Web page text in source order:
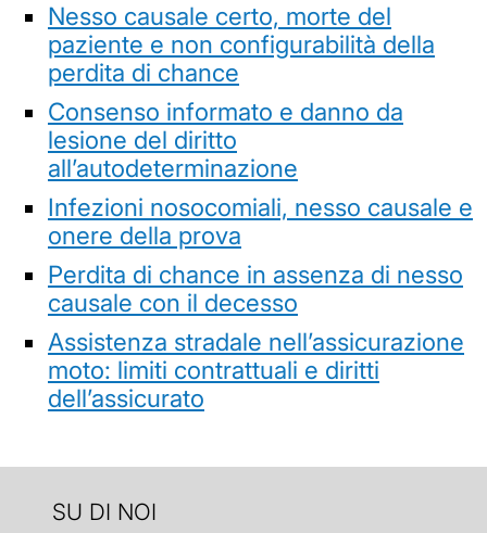
Nesso causale certo, morte del
paziente e non configurabilità della
perdita di chance
Consenso informato e danno da
lesione del diritto
all’autodeterminazione
Infezioni nosocomiali, nesso causale e
onere della prova
Perdita di chance in assenza di nesso
causale con il decesso
Assistenza stradale nell’assicurazione
moto: limiti contrattuali e diritti
dell’assicurato
SU DI NOI